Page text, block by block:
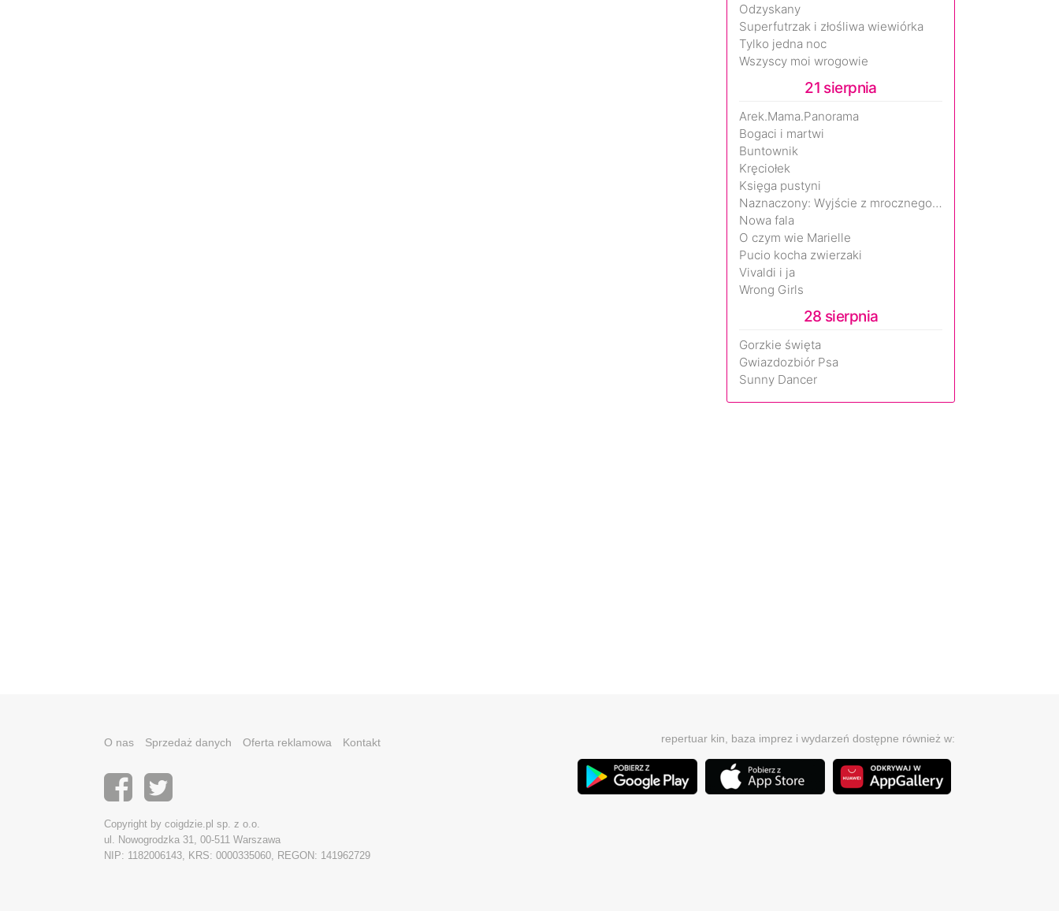
Odzyskany
Superfutrzak i złośliwa wiewiórka
Tylko jedna noc
Wszyscy moi wrogowie
21 sierpnia
Arek.Mama.Panorama
Bogaci i martwi
Buntownik
Kręciołek
Księga pustyni
Naznaczony: Wyjście z mrocznego wymiaru
Nowa fala
O czym wie Marielle
Pucio kocha zwierzaki
Vivaldi i ja
Wrong Girls
28 sierpnia
Gorzkie święta
Gwiazdozbiór Psa
Sunny Dancer
O nas Sprzedaż danych Oferta reklamowa Kontakt
Copyright by coigdzie.pl sp. z o.o.
ul. Nowogrodzka 31, 00-511 Warszawa
NIP: 1182006143, KRS: 0000335060, REGON: 141962729
repertuar kin, baza imprez i wydarzeń dostępne również w: